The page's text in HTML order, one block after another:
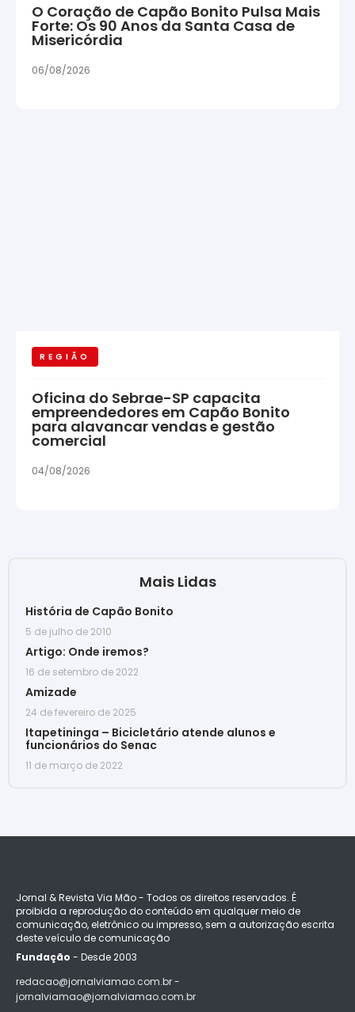
O Coração de Capão Bonito Pulsa Mais
Forte: Os 90 Anos da Santa Casa de
Misericórdia
06/08/2026
REGIÃO
Oficina do Sebrae-SP capacita
empreendedores em Capão Bonito
para alavancar vendas e gestão
comercial
04/08/2026
Mais Lidas
História de Capão Bonito
5 de julho de 2010
Artigo: Onde iremos?
16 de setembro de 2022
Amizade
24 de fevereiro de 2025
Itapetininga – Bicicletário atende alunos e
funcionários do Senac
11 de março de 2022
Jornal & Revista Via Mão - Todos os direitos reservados. É
proibida a reprodução do conteúdo em qualquer meio de
comunicação, eletrônico ou impresso, sem a autorização escrita
deste veículo de comunicação
Fundação - Desde 2003
redacao@jornalviamao.com.br -
jornalviamao@jornalviamao.com.br